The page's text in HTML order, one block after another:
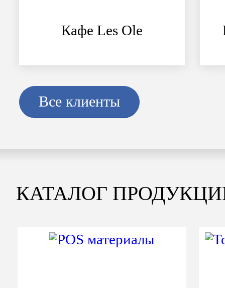
Кафе Les Ole
Все клиенты
КАТАЛОГ